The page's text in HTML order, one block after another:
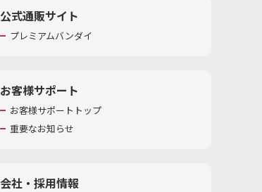
公式通販サイト
プレミアムバンダイ
お客様サポート
お客様サポートトップ
重要なお知らせ
会社・採用情報